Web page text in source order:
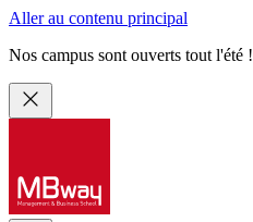
Aller au contenu principal
Nos campus sont ouverts tout l'été !